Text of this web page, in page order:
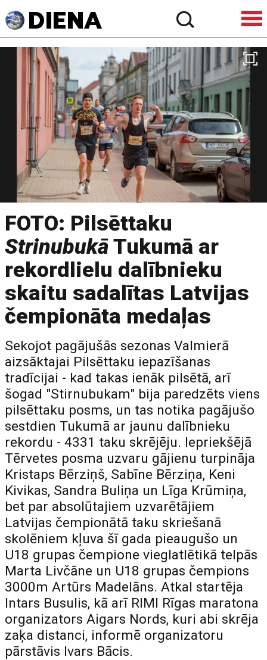
FOTO: Pilsēttaku
StrinubukāTukumā ar
rekordlielu dalībnieku
skaitu sadalītas Latvijas
čempionāta medaļas
Sekojot pagājušās sezonas Valmierā
aizsāktajai Pilsēttaku iepazīšanas
tradīcijai - kad takas ienāk pilsētā, arī
šogad "Stirnubukam" bija paredzēts viens
pilsēttaku posms, un tas notika pagājušo
sestdien Tukumā ar jaunu dalībnieku
rekordu - 4331 taku skrējēju. Iepriekšējā
Tērvetes posma uzvaru gājienu turpināja
Kristaps Bērziņš, Sabīne Bērziņa, Keni
Kivikas, Sandra Buliņa un Līga Krūmiņa,
bet par absolūtajiem uzvarētājiem
Latvijas čempionātā taku skriešanā
skolēniem kļuva šī gada pieaugušo un
U18 grupas čempione vieglatlētikā telpās
Marta Livčāne un U18 grupas čempions
3000m Artūrs Madelāns. Atkal startēja
Intars Busulis, kā arī RIMI Rīgas maratona
organizators Aigars Nords, kuri abi skrēja
zaķa distanci, informē organizatoru
pārstāvis Ivars Bācis.